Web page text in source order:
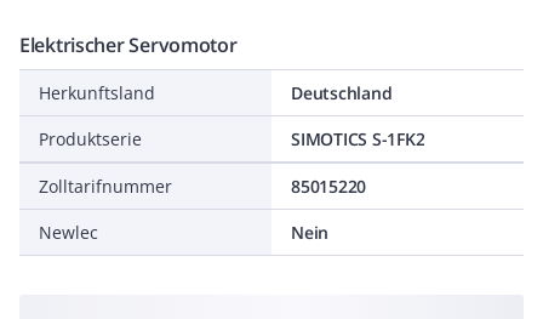
Elektrischer Servomotor
Herkunftsland
Deutschland
Produktserie
SIMOTICS S-1FK2
Zolltarifnummer
85015220
Newlec
Nein